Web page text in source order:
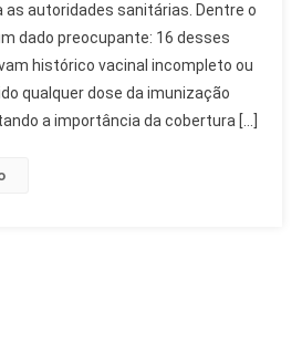
as autoridades sanitárias. Dentre o
dado preocupante: 16 desses
histórico vacinal incompleto ou
qualquer dose da imunização
a importância da cobertura […]